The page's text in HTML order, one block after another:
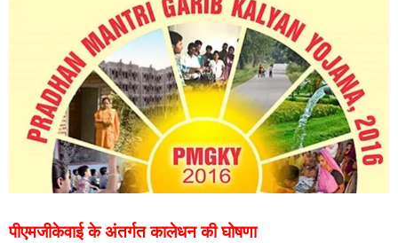
पीएमजीकेवाई के अंतर्गत कालेधन की घोषणा